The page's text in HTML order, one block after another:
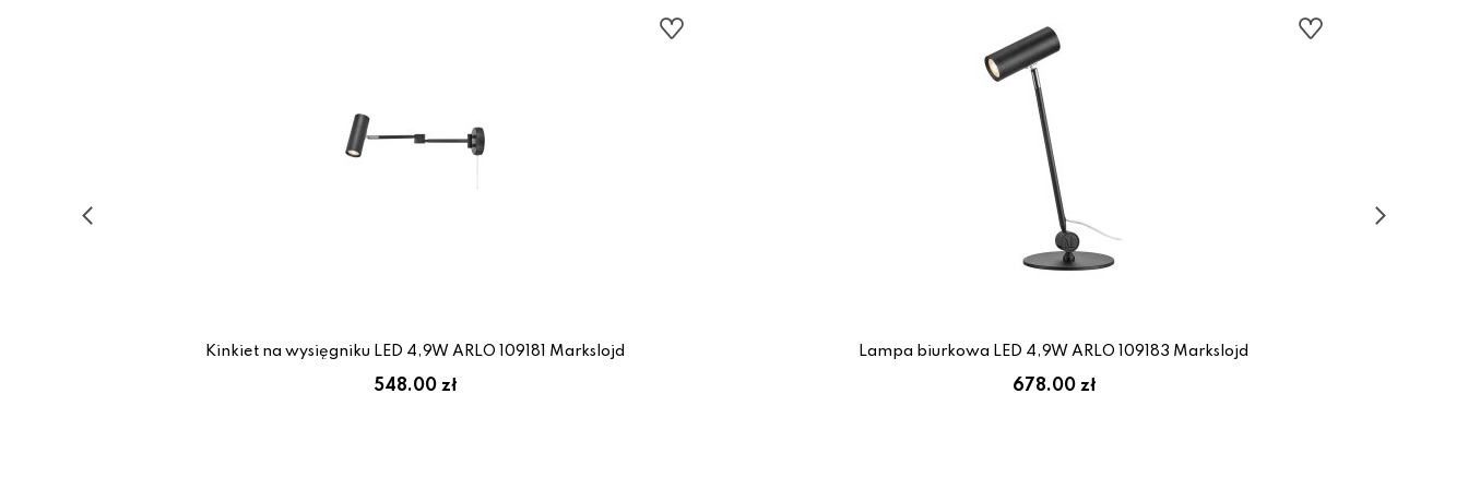
Kinkiet na wysięgniku LED 4,9W ARLO 109181 Markslojd
548.00 zł
Lampa biurkowa LED 4,9W ARLO 109183 Markslojd
678.00 zł